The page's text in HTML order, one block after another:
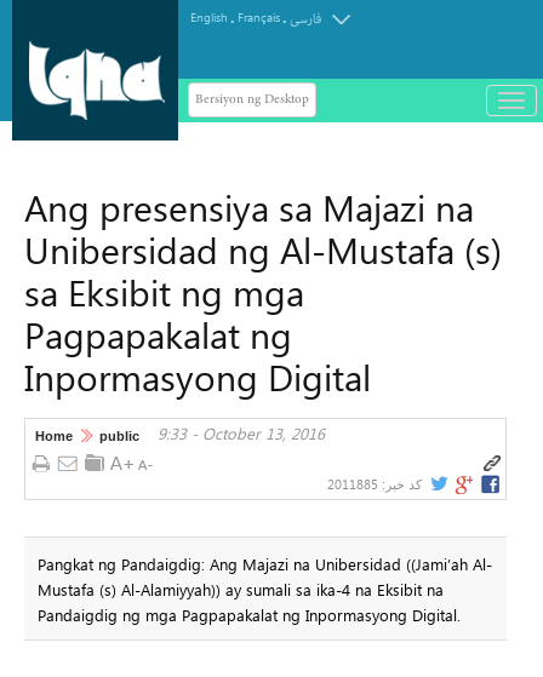
English . Français.فارسی
Bersiyon ng Desktop
باز
و
Ang presensiya sa Majazi na
Unibersidad ng Al-Mustafa (s)
sa Eksibit ng mga
Pagpapakalat ng
Inpormasyong Digital
Home public 9:33 - October 13, 2016
کد خبر: 2011885
Pangkat ng Pandaigdig: Ang Majazi na Unibersidad ((Jami’ah Al-
Mustafa (s) Al-Alamiyyah)) ay sumali sa ika-4 na Eksibit na
Pandaigdig ng mga Pagpapakalat ng Inpormasyong Digital.